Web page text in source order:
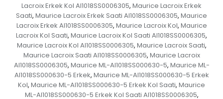
Lacroix Erkek Kol AI1018SS0006305, Maurice Lacroix Erkek
Saati, Maurice Lacroix Erkek Saati AI1018SS0006305, Maurice
Lacroix Erkek AI1018SS0006305, Maurice Lacroix Kol, Maurice
Lacroix Kol Saati, Maurice Lacroix Kol Saati AI1018SS0006305,
Maurice Lacroix Kol AI1018SS0006305, Maurice Lacroix Saati,
Maurice Lacroix Saati AI1018SS0006305, Maurice Lacroix
AI1018SS0006305, Maurice ML-AI1018SS000630-5, Maurice ML-
AI1018SS000630-5 Erkek, Maurice ML-AI1018SS000630-5 Erkek
Kol, Maurice ML-AI1018SS000630-5 Erkek Kol Saati, Maurice
ML-AI1018SS000630-5 Erkek Kol Saati AI1018SS0006305,